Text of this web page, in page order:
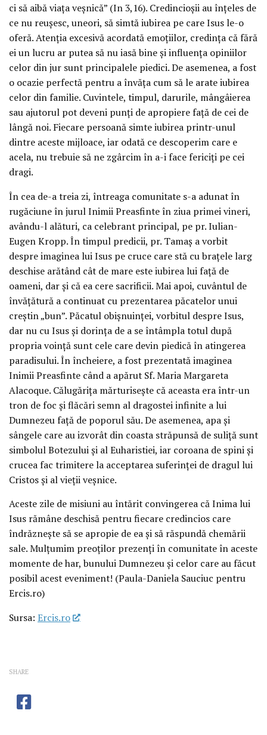
ci să aibă viața veșnică” (In 3,16). Credincioșii au înțeles de
ce nu reușesc, uneori, să simtă iubirea pe care Isus le-o
oferă. Atenția excesivă acordată emoțiilor, credința că fără
ei un lucru ar putea să nu iasă bine și influența opiniilor
celor din jur sunt principalele piedici. De asemenea, a fost
o ocazie perfectă pentru a învăța cum să le arate iubirea
celor din familie. Cuvintele, timpul, darurile, mângâierea
sau ajutorul pot deveni punți de apropiere față de cei de
lângă noi. Fiecare persoană simte iubirea printr-unul
dintre aceste mijloace, iar odată ce descoperim care e
acela, nu trebuie să ne zgârcim în a-i face fericiți pe cei
dragi.
În cea de-a treia zi, întreaga comunitate s-a adunat în
rugăciune în jurul Inimii Preasfinte în ziua primei vineri,
avându-l alături, ca celebrant principal, pe pr. Iulian-
Eugen Kropp. În timpul predicii, pr. Tamaș a vorbit
despre imaginea lui Isus pe cruce care stă cu brațele larg
deschise arătând cât de mare este iubirea lui față de
oameni, dar și că ea cere sacrificii. Mai apoi, cuvântul de
învățătură a continuat cu prezentarea păcatelor unui
creștin „bun”. Păcatul obișnuinței, vorbitul despre Isus,
dar nu cu Isus și dorința de a se întâmpla totul după
propria voință sunt cele care devin piedică în atingerea
paradisului. În încheiere, a fost prezentată imaginea
Inimii Preasfinte când a apărut Sf. Maria Margareta
Alacoque. Călugărița mărturisește că aceasta era într-un
tron de foc și flăcări semn al dragostei infinite a lui
Dumnezeu față de poporul său. De asemenea, apa și
sângele care au izvorât din coasta străpunsă de suliță sunt
simbolul Botezului și al Euharistiei, iar coroana de spini și
crucea fac trimitere la acceptarea suferinței de dragul lui
Cristos și al vieții veșnice.
Aceste zile de misiuni au întărit convingerea că Inima lui
Isus rămâne deschisă pentru fiecare credincios care
îndrăznește să se apropie de ea și să răspundă chemării
sale. Mulțumim preoților prezenți în comunitate în aceste
momente de har, bunului Dumnezeu și celor care au făcut
posibil acest eveniment! (Paula-Daniela Sauciuc pentru
Ercis.ro)
Sursa: Ercis.ro
SHARE